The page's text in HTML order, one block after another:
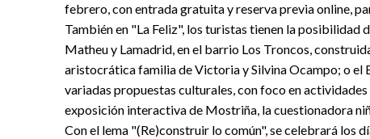
febrero, con entrada gratuita y reserva previa online,
También en "La Feliz", los turistas tienen la
Matheu y Lamadrid, en el barrio Los Troncos,
aristocrática familia de Victoria y Silvina Ocampo; o el
variadas propuestas culturales, con foco en
exposición interactiva de Mostriña, la cuestionadora
Con el lema "(Re)construir lo común", se celebrará los